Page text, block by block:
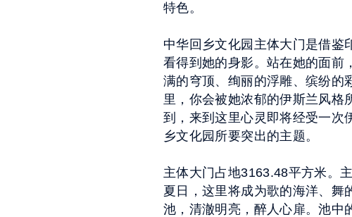
特色。
中华回乡文化园主体大门是借鉴
看得到她的身影。站在她的面前
满的穹顶、绚丽的浮雕、缤纷的
里，你会被她浓郁的伊斯兰风格
到，来到这里心灵即将经受一次
乡文化园所要突出的主题。
主体大门占地3163.48平方米。
夏日，这里将成为歌的海洋、舞
池，清澈明亮，醉人心扉。池中